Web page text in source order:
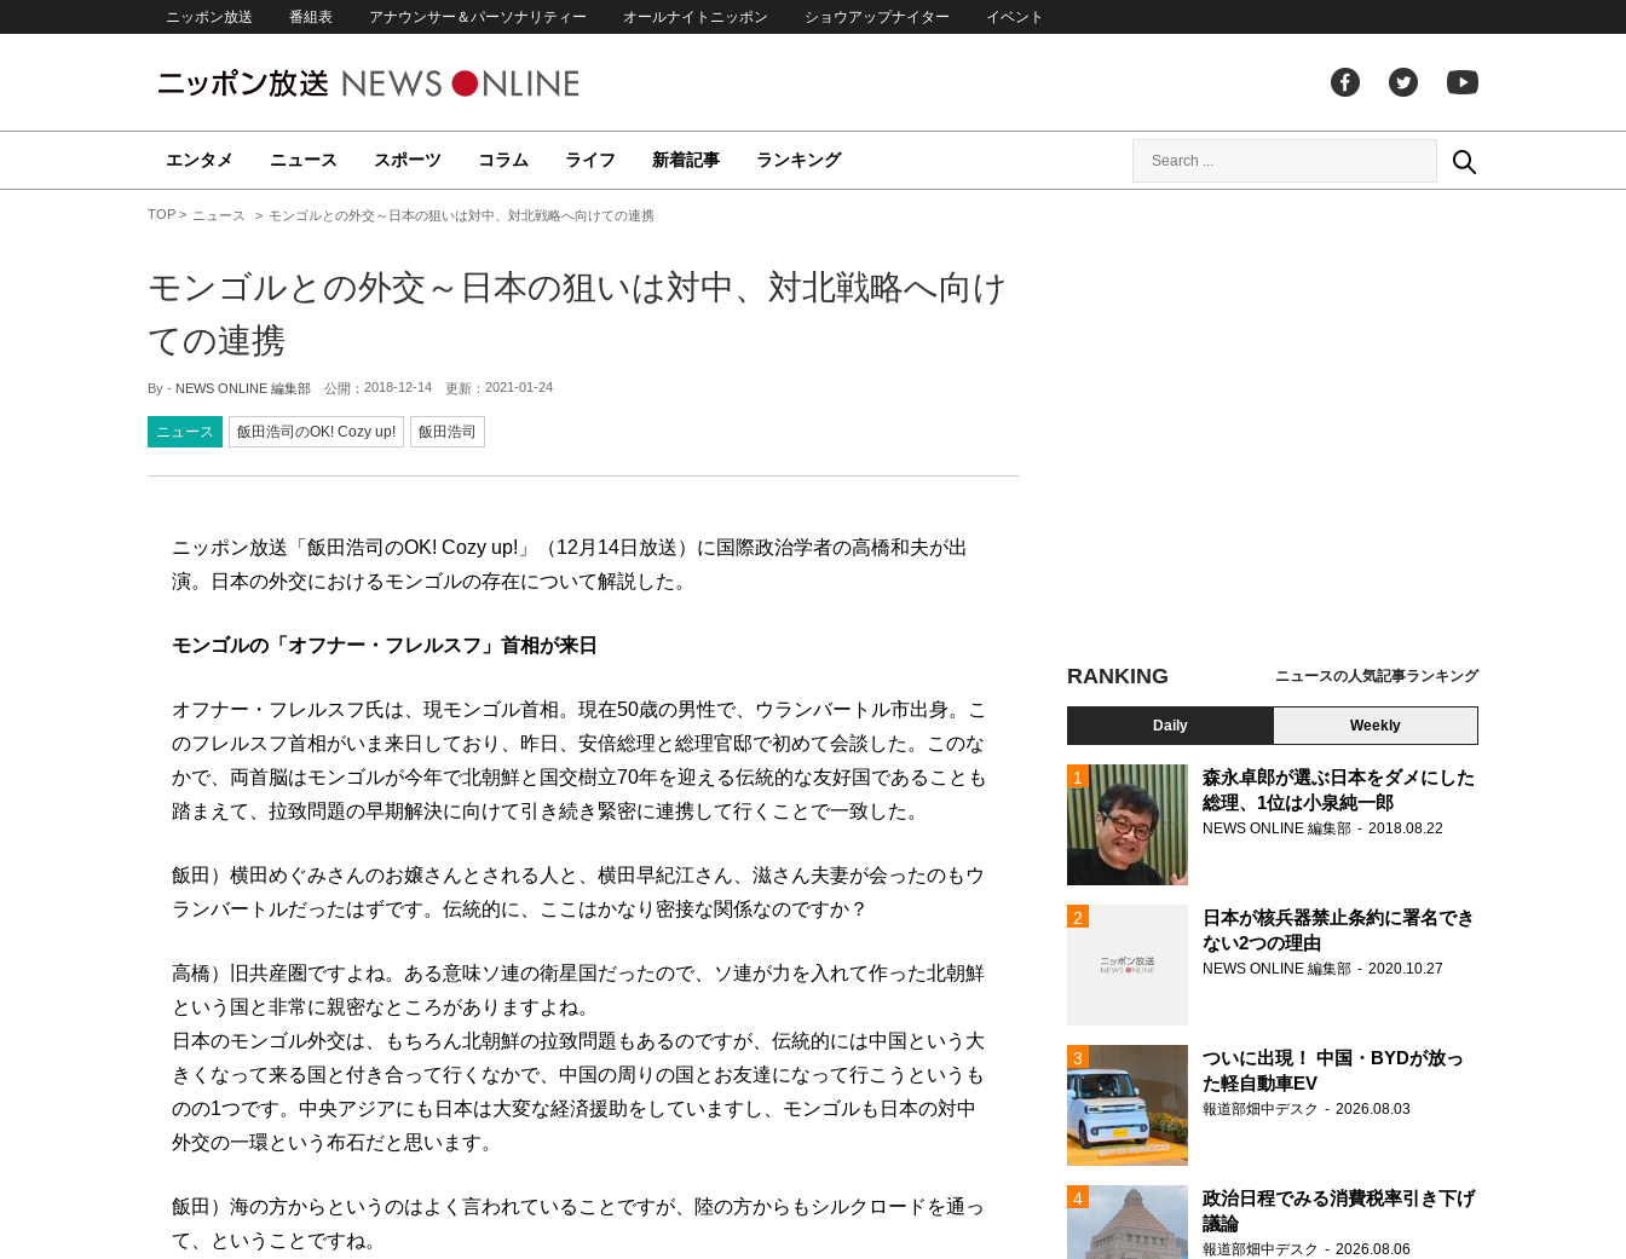
ニッポン放送 番組表 アナウンサー＆パーソナリティー オールナイトニッポン ショウアップナイター イベント
エンタメ ニュース スポーツ コラム ライフ 新着記事 ランキング
TOP ニュース モンゴルとの外交～日本の狙いは対中、対北戦略へ向けての連携
モンゴルとの外交～日本の狙いは対中、対北戦略へ向け
ての連携
By - NEWS ONLINE 編集部 公開： 2018-12-14 更新： 2021-01-24
ニュース 飯田浩司のOK! Cozy up! 飯田浩司
ニッポン放送「飯田浩司のOK! Cozy up!」（12月14日放送）に国際政治学者の高橋和夫が出
演。日本の外交におけるモンゴルの存在について解説した。
モンゴルの「オフナー・フレルスフ」首相が来日
オフナー・フレルスフ氏は、現モンゴル首相。現在50歳の男性で、ウランバートル市出身。こ
のフレルスフ首相がいま来日しており、昨日、安倍総理と総理官邸で初めて会談した。このな
かで、両首脳はモンゴルが今年で北朝鮮と国交樹立70年を迎える伝統的な友好国であることも
踏まえて、拉致問題の早期解決に向けて引き続き緊密に連携して行くことで一致した。
飯田）横田めぐみさんのお嬢さんとされる人と、横田早紀江さん、滋さん夫妻が会ったのもウ
ランバートルだったはずです。伝統的に、ここはかなり密接な関係なのですか？
高橋）旧共産圏ですよね。ある意味ソ連の衛星国だったので、ソ連が力を入れて作った北朝鮮
という国と非常に親密なところがありますよね。
日本のモンゴル外交は、もちろん北朝鮮の拉致問題もあるのですが、伝統的には中国という大
きくなって来る国と付き合って行くなかで、中国の周りの国とお友達になって行こうというも
のの1つです。中央アジアにも日本は大変な経済援助をしていますし、モンゴルも日本の対中
外交の一環という布石だと思います。
飯田）海の方からというのはよく言われていることですが、陸の方からもシルクロードを通っ
て、ということですね。
RANKING ニュースの人気記事ランキング
Daily Weekly
森永卓郎が選ぶ日本をダメにした
総理、1位は小泉純一郎
NEWS ONLINE 編集部 2018.08.22
日本が核兵器禁止条約に署名でき
ない2つの理由
NEWS ONLINE 編集部 2020.10.27
ついに出現！ 中国・BYDが放っ
た軽自動車EV
報道部畑中デスク 2026.08.03
政治日程でみる消費税率引き下げ
議論
報道部畑中デスク 2026.08.06